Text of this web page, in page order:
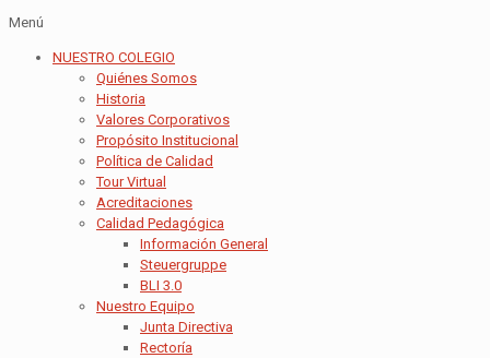
Menú
NUESTRO COLEGIO
Quiénes Somos
Historia
Valores Corporativos
Propósito Institucional
Política de Calidad
Tour Virtual
Acreditaciones
Calidad Pedagógica
Información General
Steuergruppe
BLI 3.0
Nuestro Equipo
Junta Directiva
Rectoría